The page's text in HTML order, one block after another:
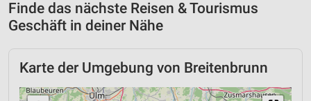
Finde das nächste Reisen & Tourismus
Geschäft in deiner Nähe
Karte der Umgebung von Breitenbrunn